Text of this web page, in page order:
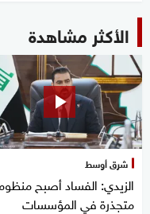
الأكثر مشاهدة
شرق أوسط
الزيدي: الفساد أصبح
متجذرة في المؤسسات